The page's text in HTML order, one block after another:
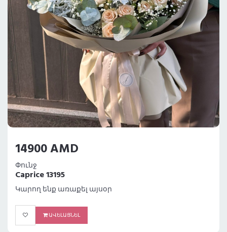
14900 AMD
Փունջ
Caprice 13195
Կարող ենք առաքել այսօր
ԱՎԵԼԱՑՆԵԼ